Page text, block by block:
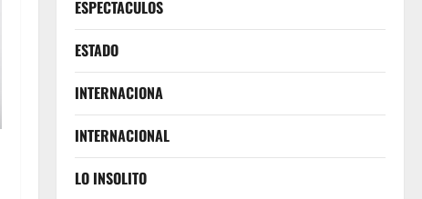
ESPECTACULOS
ESTADO
INTERNACIONA
INTERNACIONAL
LO INSOLITO